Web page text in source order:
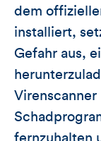
dem
installiert,
Gefahr aus,
fernzuhalten